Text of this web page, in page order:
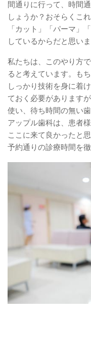
間通りに行って、時間
しょうか？おそらくこ
「カット」「パーマ」
しているからだと思いま
私たちは、このやり方
ると考えています。も
しっかり技術を身に着
ておく必要があります
使い、待ち時間の無い
アップル歯科は、患者
ここに来て良かったと
予約通りの診療時間を